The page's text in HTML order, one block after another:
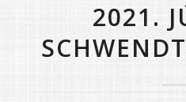
2021.